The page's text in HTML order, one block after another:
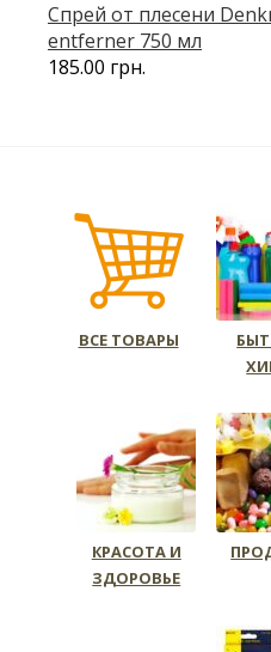
Спрей от плесени
entferner 750 мл
185.00 грн.
ВСЕ ТОВАРЫ
КРАСОТА И
ЗДОРОВЬЕ